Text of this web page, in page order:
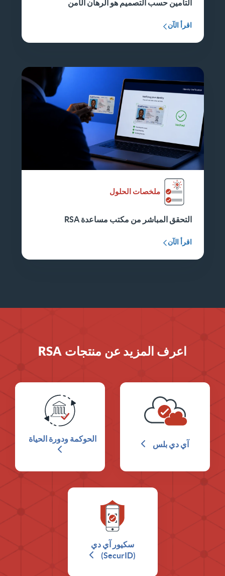
التأمين حسب التصميم هو الرهان الآمن
اقرأ الآن
ملخصات الحلول
التحقق المباشر من مكتب مساعدة RSA
اقرأ الآن
اعرف المزيد عن منتجات RSA
آي دي بلس
الحوكمة ودورة الحياة
سكيور آي دي
(SecurID)